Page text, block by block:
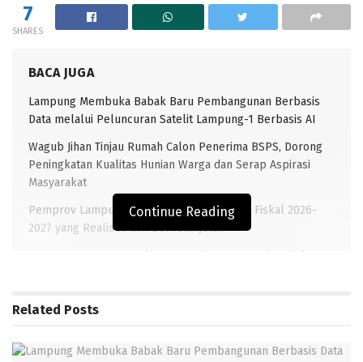
7
SHARES
BACA JUGA
Lampung Membuka Babak Baru Pembangunan Berbasis
Data melalui Peluncuran Satelit Lampung-1 Berbasis AI
Wagub Jihan Tinjau Rumah Calon Penerima BSPS, Dorong
Peningkatan Kualitas Hunian Warga dan Serap Aspirasi
Masyarakat
Pemprov Lampung Siapkan Arah Kebijakan Fiskal 2026-
2027 yang Realistis dan Berkelanjutan
Pemprov Lampung Dukung Penuh Lampung Financial
Gubernur Lampung Chusnunia Chalim meminta Biro
Continue Reading
Related Posts